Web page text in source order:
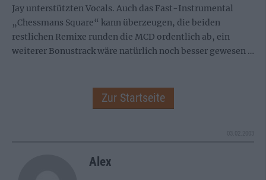
Jay unterstützten Vocals. Auch das Fast-Instrumental
„Chessmans Square“ kann überzeugen, die beiden
restlichen Remixe runden die MCD ordentlich ab, ein
weiterer Bonustrack wäre natürlich noch besser gewesen …
Zur Startseite
Alex